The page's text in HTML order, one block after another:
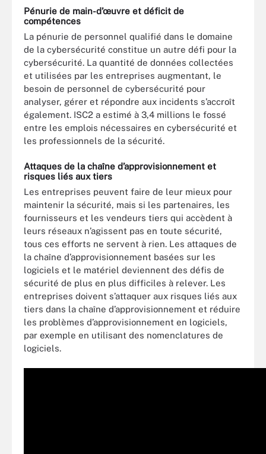
Pénurie de main-d’œuvre et déficit de
compétences
La pénurie de personnel qualifié dans le domaine
de la cybersécurité constitue un autre défi pour la
cybersécurité. La quantité de données collectées
et utilisées par les entreprises augmentant, le
besoin de personnel de cybersécurité pour
analyser, gérer et répondre aux incidents s’accroît
également. ISC2 a estimé à 3,4 millions le fossé
entre les emplois nécessaires en cybersécurité et
les professionnels de la sécurité.
Attaques de la chaîne d’approvisionnement et
risques liés aux tiers
Les entreprises peuvent faire de leur mieux pour
maintenir la sécurité, mais si les partenaires, les
fournisseurs et les vendeurs tiers qui accèdent à
leurs réseaux n’agissent pas en toute sécurité,
tous ces efforts ne servent à rien. Les attaques de
la chaîne d’approvisionnement basées sur les
logiciels et le matériel deviennent des défis de
sécurité de plus en plus difficiles à relever. Les
entreprises doivent s’attaquer aux risques liés aux
tiers dans la chaîne d’approvisionnement et réduire
les problèmes d’approvisionnement en logiciels,
par exemple en utilisant des nomenclatures de
logiciels.